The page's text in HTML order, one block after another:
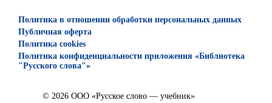
Политика в отношении обработки персональных данных
Публичная оферта
Политика cookies
Политика конфиденциальности приложения «Библиотека
"Русского слова"»
© 2026 ООО «Русское слово — учебник»